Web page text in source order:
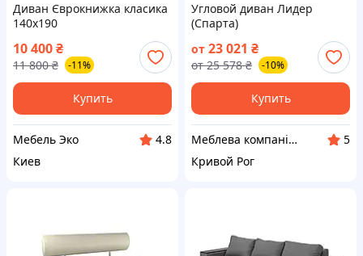
Диван Єврокнижка класика
140х190
10 400₴
11 800 ₴ -11%
Купить
Мебель Эко
4.8
Киев
Угловой диван Лидер
(Спарта)
от 23 021 ₴
от 25 578 ₴ -10%
Купить
Меблева компанія "Мій Дім"
5
Кривой Рог